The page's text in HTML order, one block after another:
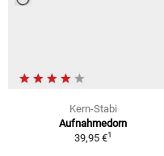
Kern-Stabi
Aufnahmedorn
39,95 €1